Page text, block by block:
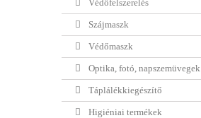
Védőfelszerelés
Szájmaszk
Védőmaszk
Optika, fotó, napszemüvegek
Táplálékkiegészítő
Higiéniai termékek